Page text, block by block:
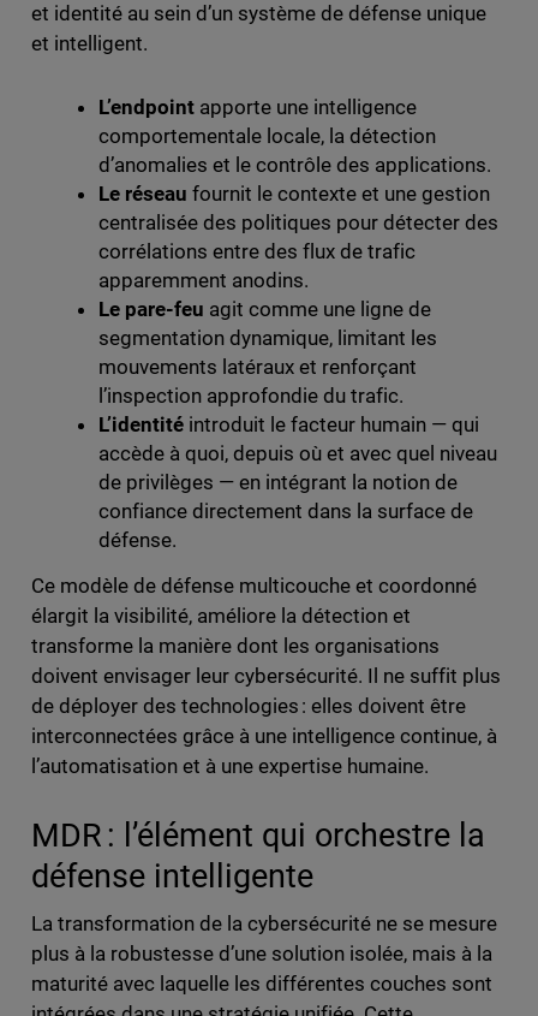
et identité au sein d’un système de défense unique
et intelligent.
L’endpointapporte une intelligence
comportementale locale, la détection
d’anomalies et le contrôle des applications.
Le réseau fournit le contexte et une gestion
centralisée des politiques pour détecter des
corrélations entre des flux de trafic
apparemment anodins.
Le pare-feu agit comme une ligne de
segmentation dynamique, limitant les
mouvements latéraux et renforçant
l’inspection approfondie du trafic.
L’identitéintroduit le facteur humain — qui
accède à quoi, depuis où et avec quel niveau
de privilèges — en intégrant la notion de
confiance directement dans la surface de
défense.
Ce modèle de défense multicouche et coordonné
élargit la visibilité, améliore la détection et
transforme la manière dont les organisations
doivent envisager leur cybersécurité. Il ne suffit plus
de déployer des technologies : elles doivent être
interconnectées grâce à une intelligence continue, à
l’automatisation et à une expertise humaine.
MDR : l’élément qui orchestre la
défense intelligente
La transformation de la cybersécurité ne se mesure
plus à la robustesse d’une solution isolée, mais à la
maturité avec laquelle les différentes couches sont